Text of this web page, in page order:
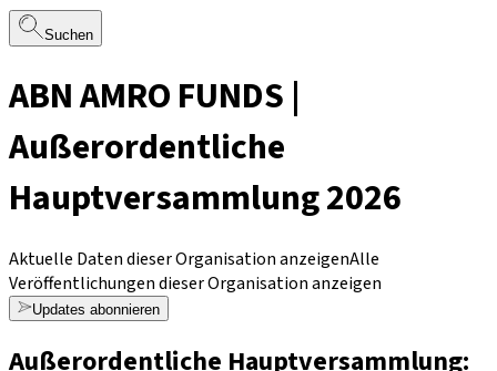
Suchen
ABN AMRO FUNDS |
Außerordentliche
Hauptversammlung 2026
Aktuelle Daten dieser Organisation anzeigenAlle
Veröffentlichungen dieser Organisation anzeigen
Updates abonnieren
Außerordentliche Hauptversammlung: